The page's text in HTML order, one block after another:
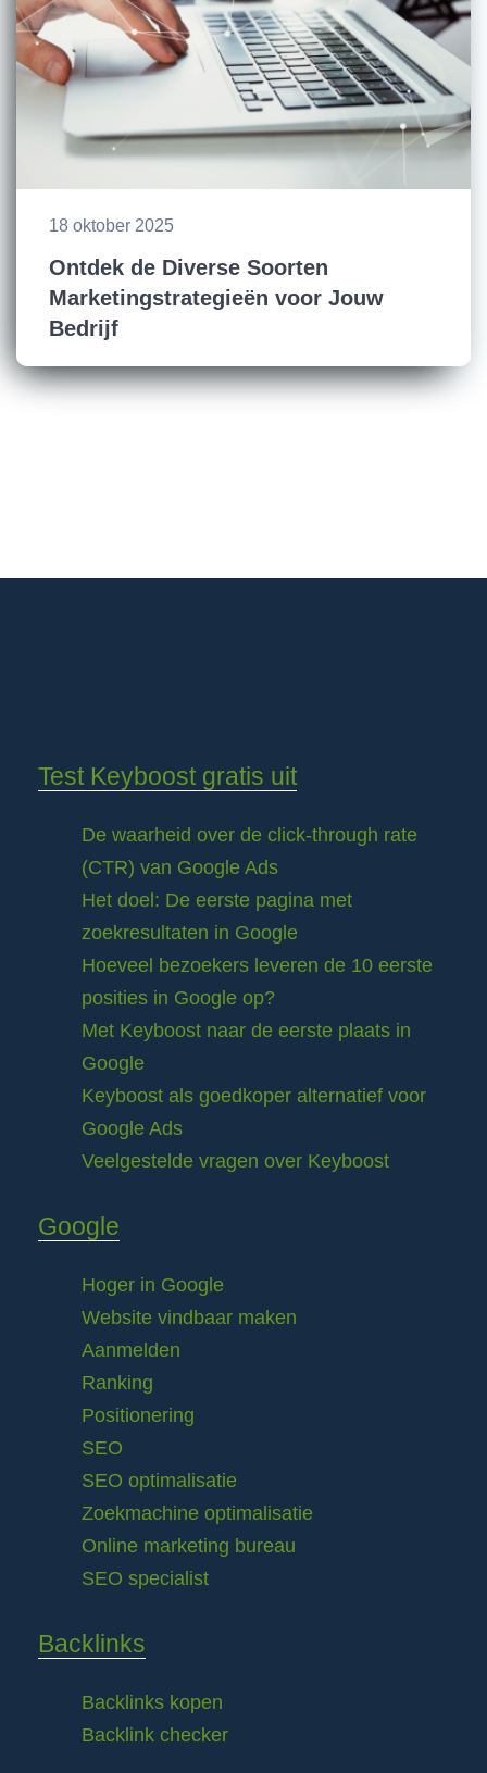
18 oktober 2025
Ontdek de Diverse Soorten
Marketingstrategieën voor Jouw
Bedrijf
Test Keyboost gratis uit
De waarheid over de click-through rate
(CTR) van Google Ads
Het doel: De eerste pagina met
zoekresultaten in Google
Hoeveel bezoekers leveren de 10 eerste
posities in Google op?
Met Keyboost naar de eerste plaats in
Google
Keyboost als goedkoper alternatief voor
Google Ads
Veelgestelde vragen over Keyboost
Google
Hoger in Google
Website vindbaar maken
Aanmelden
Ranking
Positionering
SEO
SEO optimalisatie
Zoekmachine optimalisatie
Online marketing bureau
SEO specialist
Backlinks
Backlinks kopen
Backlink checker